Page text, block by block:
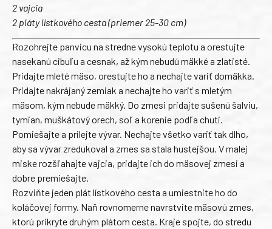
2 vajcia
2 pláty lístkového cesta (priemer 25-30 cm)
Rozohrejte panvicu na stredne vysokú teplotu a orestujte
nasekanú cibuľu a cesnak, až kým nebudú mäkké a zlatisté.
Pridajte mleté mäso, orestujte ho a nechajte variť domäkka.
Pridajte nakrájaný zemiak a nechajte ho variť s mletým
mäsom, kým nebude mäkký. Do zmesi pridajte sušenú šalviu,
tymian, muškátový orech, soľ a korenie podľa chuti.
Pomiešajte a prilejte vývar. Nechajte všetko variť tak dlho,
aby sa vývar zredukoval a zmes sa stala hustejšou. V malej
miske rozšľahajte vajcia, pridajte ich do mäsovej zmesi a
dobre premiešajte.
Rozviňte jeden plát lístkového cesta a umiestnite ho do
koláčovej formy. Naň rovnomerne navrstvite mäsovú zmes,
ktorú prikryte druhým plátom cesta. Kraje spojte, do stredu